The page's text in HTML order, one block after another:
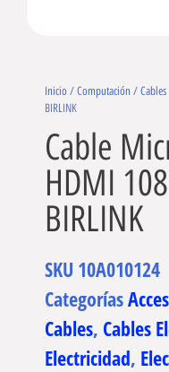
Inicio / Computación / Cables
BIRLINK
Cable
HDMI
BIRLINK
SKU 10A010124
Categorías
Cables, Cables
Electricidad,